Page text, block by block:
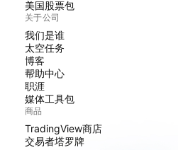
美国股票包
关于公司
我们是谁
太空任务
博客
帮助中心
职涯
媒体工具包
商品
TradingView商店
交易者塔罗牌